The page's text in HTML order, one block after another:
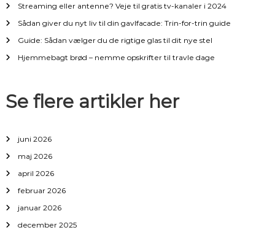
v
i
a
i
o
n
Streaming eller antenne? Veje til gratis tv-kanaler i 2024
Sådan giver du nyt liv til din gavlfacade: Trin-for-trin guide
Guide: Sådan vælger du de rigtige glas til dit nye stel
Hjemmebagt brød – nemme opskrifter til travle dage
Se flere artikler her
juni 2026
maj 2026
april 2026
februar 2026
januar 2026
december 2025